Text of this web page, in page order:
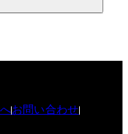
お問い合わせ